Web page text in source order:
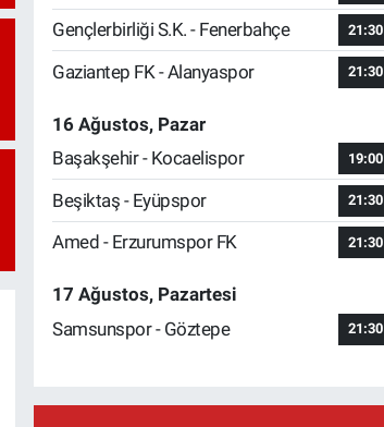
Gençlerbirliği S.K. - Fenerbahçe 21:30
Gaziantep FK - Alanyaspor 21:30
16 Ağustos, Pazar
Başakşehir - Kocaelispor
19:00
Beşiktaş - Eyüpspor 21:30
Amed - Erzurumspor FK 21:30
17 Ağustos, Pazartesi
Samsunspor - Göztepe
21:30